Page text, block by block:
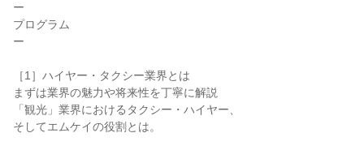
ー
プログラム
ー
［1］ハイヤー・タクシー業界とは
まずは業界の魅力や将来性を丁寧に解説
「観光」業界におけるタクシー・ハイヤー、
そしてエムケイの役割とは。